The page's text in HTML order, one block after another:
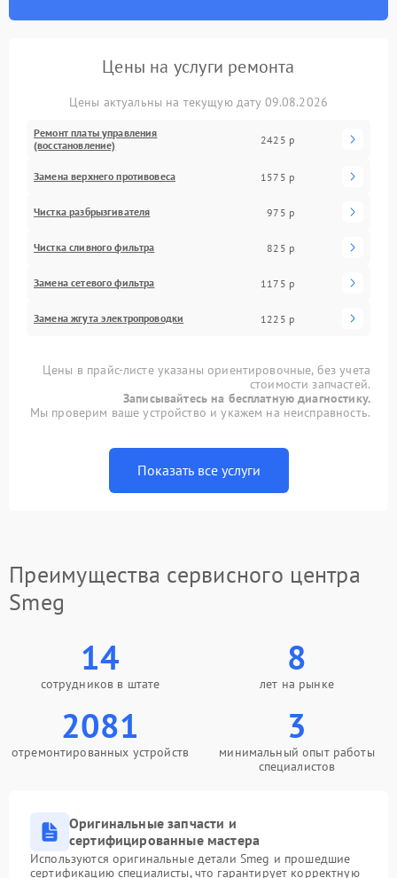
Цены на услуги ремонта
Цены актуальны на текущую дату 09.08.2026
Ремонт платы управления
(восстановление)
2425 р
Замена верхнего противовеса 1575 р
Чистка разбрызгивателя 975 р
Чистка сливного фильтра 825 р
Замена сетевого фильтра 1175 р
Замена жгута электропроводки 1225 р
Цены в прайс-листе указаны ориентировочные, без учета
стоимости запчастей.
Записывайтесь на бесплатную диагностику.
Мы проверим ваше устройство и укажем на неисправность.
Показать все услуги
Преимущества сервисного центра
Smeg
14
сотрудников в штате
8
лет на рынке
2081
отремонтированных устройств
3
минимальный опыт работы
специалистов
Оригинальные запчасти и
сертифицированные мастера
Используются оригинальные детали Smeg и прошедшие
сертификацию специалисты, что гарантирует корректную